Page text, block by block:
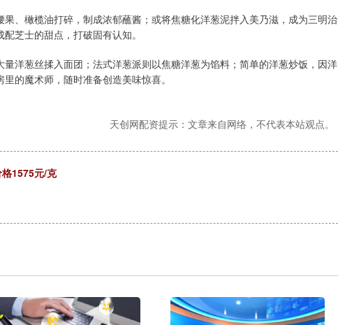
、橄榄油打碎，制成浓郁蘸酱；或将焦糖化洋葱泥拌入美乃滋，成为三明治
芝士的甜点，打破固有认知。
洋葱丝揉入面团；法式洋葱派则以焦糖洋葱为馅料；简单的洋葱炒饭，因洋
的魔术师，随时准备创造美味惊喜。
天创网配资提示：文章来自网络，不代表本站观点。
1575元/克